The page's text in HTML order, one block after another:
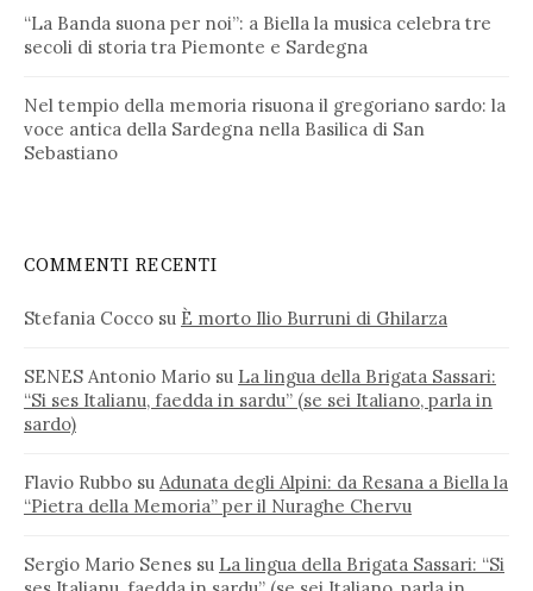
“La Banda suona per noi”: a Biella la musica celebra tre
secoli di storia tra Piemonte e Sardegna
Nel tempio della memoria risuona il gregoriano sardo: la
voce antica della Sardegna nella Basilica di San
Sebastiano
COMMENTI RECENTI
Stefania Cocco su È morto Ilio Burruni di Ghilarza
SENES Antonio Mario su La lingua della Brigata Sassari:
“Si ses Italianu, faedda in sardu” (se sei Italiano, parla in
sardo)
Flavio Rubbo su Adunata degli Alpini: da Resana a Biella la
“Pietra della Memoria” per il Nuraghe Chervu
Sergio Mario Senes su La lingua della Brigata Sassari: “Si